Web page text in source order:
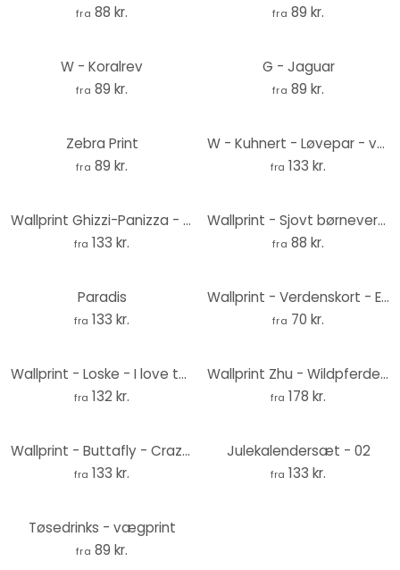
fra 88 kr. fra 89 kr.
W - Koralrev
fra 89 kr.
G - Jaguar
fra 89 kr.
Zebra Print
fra 89 kr.
W - Kuhnert - Løvepar - vægprint
fra 133 kr.
Wallprint Ghizzi-Panizza - Begegnungen in der Savanne
fra 133 kr.
Wallprint - Sjovt børneverdenskort
fra 88 kr.
Paradis
fra 133 kr.
Wallprint - Verdenskort - En Svunden Tid
fra 70 kr.
Wallprint - Loske - I love the 60s
fra 132 kr.
Wallprint Zhu - Wildpferde in den Bergen - Panorama
fra 178 kr.
Wallprint - Buttafly - Crazy Calf
fra 133 kr.
Julekalendersæt - 02
fra 133 kr.
Tøsedrinks - vægprint
fra 89 kr.